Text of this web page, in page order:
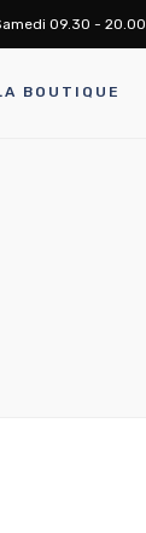
09.30 - 20.00
BOUTIQUE